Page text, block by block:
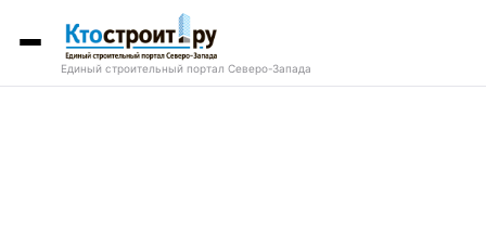
Единый строительный портал Северо-Запада